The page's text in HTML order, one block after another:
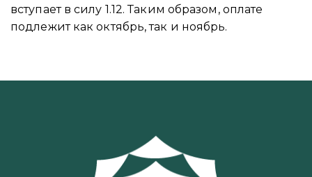
вступает в силу 1.12. Таким образом, оплате
подлежит как октябрь, так и ноябрь.